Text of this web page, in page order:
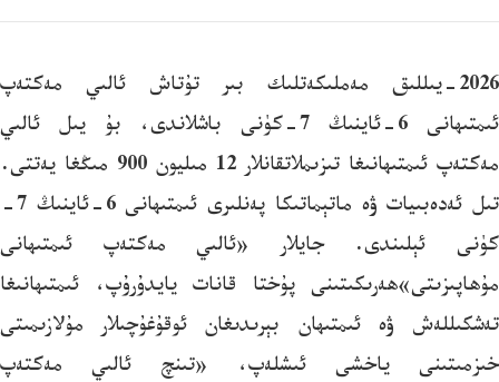
2026-يىللىق مەملىكەتلىك بىر تۇتاش ئالىي مەكتەپ
ئىمتىھانى 6-ئاينىڭ 7-كۈنى باشلاندى، بۇ يىل ئالىي
مەكتەپ ئىمتىھانىغا تىزىملاتقانلار 12 مىليون 900 مىڭغا يەتتى.
تىل ئەدەبىيات ۋە ماتېماتىكا پەنلىرى ئىمتىھانى 6-ئاينىڭ 7-
كۈنى ئېلىندى. جايلار «ئالىي مەكتەپ ئىمتىھانى
مۇھاپىزىتى»ھەرىكىتىنى پۇختا قانات يايدۇرۇپ، ئىمتىھانىغا
تەشكىللەش ۋە ئىمتىھان بېرىدىغان ئوقۇغۇچىلار مۇلازىمىتى
خىزمىتىنى ياخشى ئىشلەپ، «تىنچ ئالىي مەكتەپ